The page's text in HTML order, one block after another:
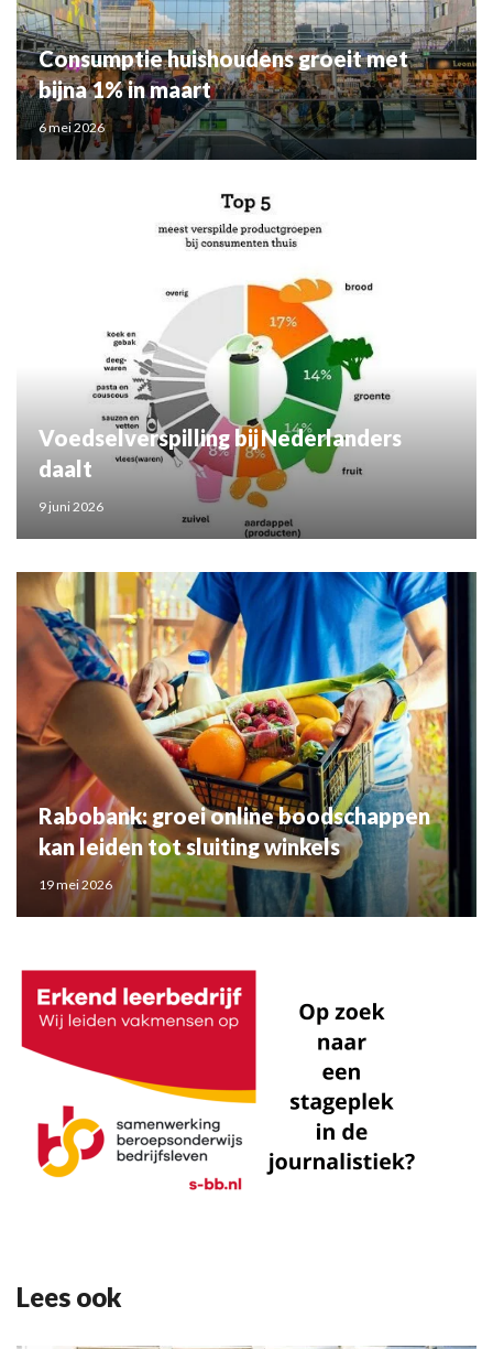
Consumptie huishoudens groeit met
bijna 1% in maart
6 mei 2026
Voedselverspilling bij Nederlanders
daalt
9 juni 2026
Rabobank: groei online boodschappen
kan leiden tot sluiting winkels
19 mei 2026
Lees ook